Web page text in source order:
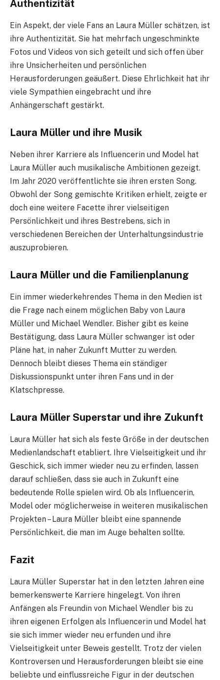
Authentizität
Ein Aspekt, der viele Fans an Laura Müller schätzen, ist
ihre Authentizität. Sie hat mehrfach ungeschminkte
Fotos und Videos von sich geteilt und sich offen über
ihre Unsicherheiten und persönlichen
Herausforderungen geäußert. Diese Ehrlichkeit hat ihr
viele Sympathien eingebracht und ihre
Anhängerschaft gestärkt.
Laura Müller und ihre Musik
Neben ihrer Karriere als Influencerin und Model hat
Laura Müller auch musikalische Ambitionen gezeigt.
Im Jahr 2020 veröffentlichte sie ihren ersten Song.
Obwohl der Song gemischte Kritiken erhielt, zeigte er
doch eine weitere Facette ihrer vielseitigen
Persönlichkeit und ihres Bestrebens, sich in
verschiedenen Bereichen der Unterhaltungsindustrie
auszuprobieren.
Laura Müller und die Familienplanung
Ein immer wiederkehrendes Thema in den Medien ist
die Frage nach einem möglichen Baby von Laura
Müller und Michael Wendler. Bisher gibt es keine
Bestätigung, dass Laura Müller schwanger ist oder
Pläne hat, in naher Zukunft Mutter zu werden.
Dennoch bleibt dieses Thema ein ständiger
Diskussionspunkt unter ihren Fans und in der
Klatschpresse.
Laura Müller Superstar und ihre Zukunft
Laura Müller hat sich als feste Größe in der deutschen
Medienlandschaft etabliert. Ihre Vielseitigkeit und ihr
Geschick, sich immer wieder neu zu erfinden, lassen
darauf schließen, dass sie auch in Zukunft eine
bedeutende Rolle spielen wird. Ob als Influencerin,
Model oder möglicherweise in weiteren musikalischen
Projekten – Laura Müller bleibt eine spannende
Persönlichkeit, die man im Auge behalten sollte.
Fazit
Laura Müller Superstar hat in den letzten Jahren eine
bemerkenswerte Karriere hingelegt. Von ihren
Anfängen als Freundin von Michael Wendler bis zu
ihren eigenen Erfolgen als Influencerin und Model hat
sie sich immer wieder neu erfunden und ihre
Vielseitigkeit unter Beweis gestellt. Trotz der vielen
Kontroversen und Herausforderungen bleibt sie eine
beliebte und einflussreiche Figur in der deutschen